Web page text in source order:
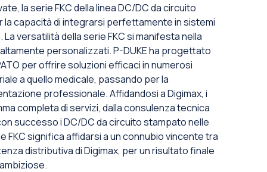
la serie FKC della linea DC/DC da circuito
la capacità di integrarsi perfettamente in sistemi
versatilità della serie FKC si manifesta nella
personalizzati. P-DUKE ha progettato
per offrire soluzioni efficaci in numerosi
a quello medicale, passando per la
professionale. Affidandosi a Digimax, i
completa di servizi, dalla consulenza tecnica
successo i DC/DC da circuito stampato nelle
FKC significa affidarsi a un connubio vincente tra
distributiva di Digimax, per un risultato finale